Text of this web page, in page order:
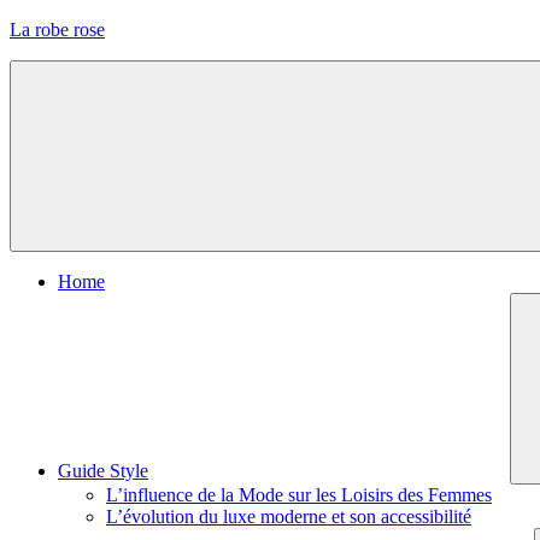
Skip
La robe rose
Menu
Home
Guide Style
L’influence de la Mode sur les Loisirs des Femmes
L’évolution du luxe moderne et son accessibilité